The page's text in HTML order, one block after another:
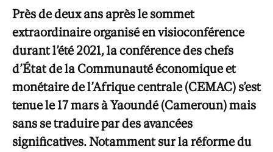
Près de deux ans après le sommet
extraordinaire organisé en visioconférence
durant l’été 2021, la conférence des chefs
d’État de la Communauté économique et
monétaire de l’Afrique centrale (CEMAC) s’est
tenue le 17 mars à Yaoundé (Cameroun) mais
sans se traduire par des avancées
significatives. Notamment sur la réforme du